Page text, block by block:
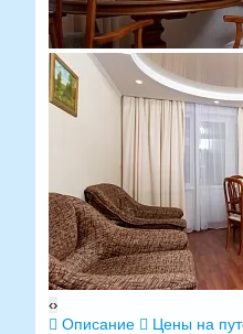
‹›
Описание Цены на